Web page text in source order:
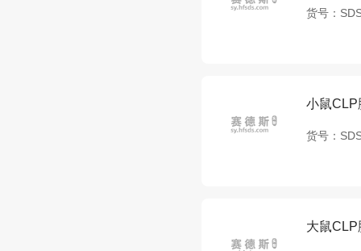
货号：
小鼠CLP
货号：
大鼠